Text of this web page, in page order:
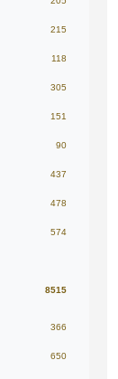
215
118
305
151
90
437
478
574
8515
366
650